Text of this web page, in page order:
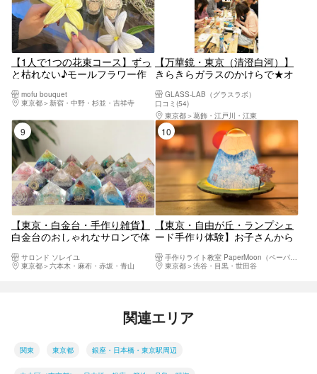
【1人で1つの花束コース】ずっ
と枯れない♪モールフラワー作
mofu bouquet
東京都
新宿・中野・杉並・吉祥寺
【万華鏡・東京（清澄白河）】
きらきらガラスのかけらで★オ
GLASS-LAB（グラスラボ）
口コミ(54)
東京都
葛飾・江戸川・江東
9位
【東京・白金台・手作り雑貨】
白金台のおしゃれなサロンで体
サロンド ソレイユ
東京都
六本木・麻布・赤坂・青山
10位
【東京・自由が丘・ランプシェ
ード手作り体験】お子さんから
山がモチーフのランタン作ろ
う！90分ほどで完成して持ち帰
東京都
渋谷・目黒・世田谷
関連エリア
関東 東京都 銀座・日本橋・東京駅周辺